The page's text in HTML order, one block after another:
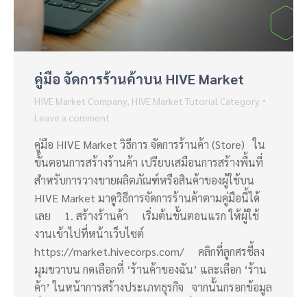
คู่มือ จัดการร้านค้าบน HIVE Market
HIVE Market Company, HIVE Market Tutorial Category
Leave a comment
คู่มือ HIVE Market วิธีการ จัดการร้านค้า (Store) ใน
ขั้นตอนการสร้างร้านค้า เปรียบเสมือนการสร้างพื้นที่
สำหรับการวางขายผลิตภัณฑ์หรือสินค้าของผู้ใช้บน
HIVE Market มาดูวิธีการจัดการร้านค้าตามคู่มือนี้ได้
เลย 1. สร้างร้านค้า เริ่มต้นขั้นตอนแรก ให้ผู้ใช้
งานเข้าไปที่หน้าเว็บไซต์
https://market.hivecorps.com/ คลิกที่ลูกศรชี้ลง
มุมขวาบน กดเลือกที่ ‘ร้านค้าของฉัน’ และเลือก ‘ร้าน
ค้า’ ในหน้าการสร้างประเภทธุรกิจ จากนั้นกรอกข้อมูล